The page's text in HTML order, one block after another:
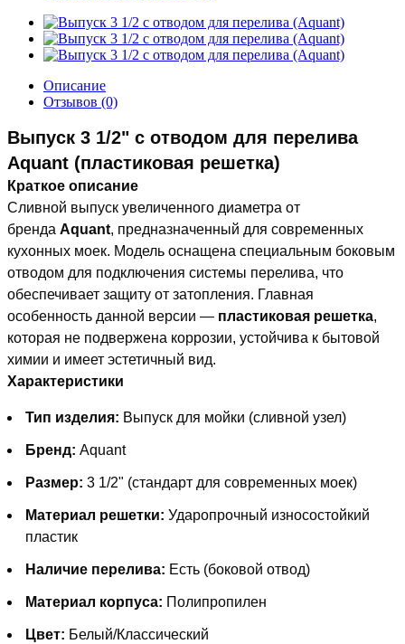
Описание
Отзывов (0)
Выпуск 3 1/2" с отводом для перелива
Aquant (пластиковая решетка)
Краткое описание
Сливной выпуск увеличенного диаметра от
бренда Aquant, предназначенный для современных
кухонных моек. Модель оснащена специальным боковым
отводом для подключения системы перелива, что
обеспечивает защиту от затопления. Главная
особенность данной версии — пластиковая решетка,
которая не подвержена коррозии, устойчива к бытовой
химии и имеет эстетичный вид.
Характеристики
Тип изделия: Выпуск для мойки (сливной узел)
Бренд: Aquant
Размер: 3 1/2" (стандарт для современных моек)
Материал решетки: Ударопрочный износостойкий
пластик
Наличие перелива: Есть (боковой отвод)
Материал корпуса: Полипропилен
Цвет: Белый/Классический